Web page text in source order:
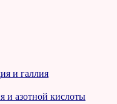
и галлия
и азотной кислоты